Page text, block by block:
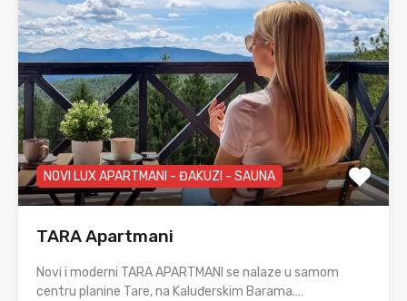
NOVI LUX APARTMANI - ĐAKUZI - SAUNA
TARA Apartmani
Novi i moderni TARA APARTMANI se nalaze u samom
centru planine Tare, na Kaluđerskim Barama.…